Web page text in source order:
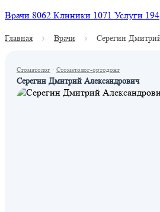
Врачи 8062 Клиники 1071 Услуги 194
Главная Врачи Серегин
Стоматолог · Стоматолог-ортодонт
Серегин Дмитрий Александрович